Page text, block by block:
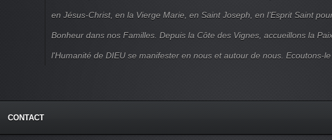
en Jésus-Christ, en la Vierge Marie, en Saint Joseph, en l’Esprit Saint
Bonheur dans nos Familles. Depuis la Côte des Vignes, accueillons la
l'Humanité de DIEU se manifester en nous et autour de nous. Ecoutons-le
CONTACT